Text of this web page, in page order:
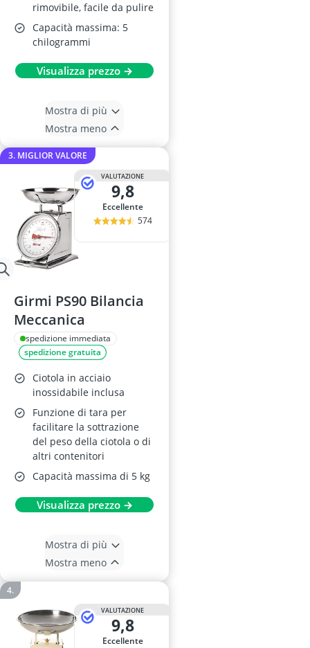
rimovibile, facile da pulire
Capacità massima: 5
chilogrammi
Visualizza prezzo →
Mostra di più
Mostra meno
3. MIGLIOR VALORE
VALUTAZIONE
9,8
Eccellente
574
Girmi PS90 Bilancia
Meccanica
spedizione immediata
spedizione gratuita
Ciotola in acciaio
inossidabile inclusa
Funzione di tara per
facilitare la sottrazione
del peso della ciotola o di
altri contenitori
Capacità massima di 5 kg
Visualizza prezzo →
Mostra di più
Mostra meno
VALUTAZIONE
9,8
Eccellente